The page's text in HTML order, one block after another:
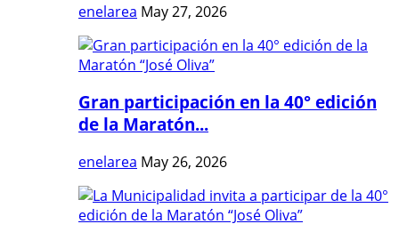
enelarea May 27, 2026
Gran participación en la 40° edición
de la Maratón...
enelarea May 26, 2026